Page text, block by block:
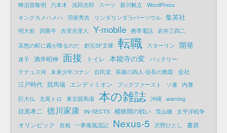
蜂須賀敬明 六本木 浅田次郎 スーツ 新川帆立
WordPress
キングカメハメハ 羽柴秀吉 リンダリンダラバーソウル 集英社
明大前 四畳半 吉里吉里人 Y-mobile 携帯電話 岩井三四二
哀愁の町に霧が降るのだ 創元SF文庫 転職 スターリン 開発
迷子 酒井昭伸 面接 トイレ 本能寺の変
バッテリー
テテュス河 未来少年コナン 自民党 長篠の四人-信長の難題
会社
江戸時代 競馬場 エンディミオン ブックファースト ソ連
内灘
巨大仏
北尾トロ 東京競馬場 本の雑誌 沖縄 warning
目黒孝二 徳川家康 IN-SECTS 桶狭間の戦い 荒山徹 太平洋戦争
オリンピック 首相 一夢庵風流記 Nexus-5 沢野ひとし 書原